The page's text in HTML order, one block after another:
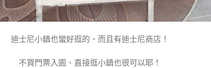
迪士尼小鎮也蠻好逛的、而且有迪士尼商店！
不買門票入園、直接逛小鎮也很可以耶！